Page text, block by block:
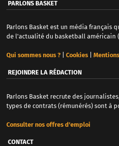
PARLONS BASKET
Parlons Basket est un média français
de l'actualité du basketball américain
Qui sommes nous ?| Cookies|
REJOINDRE LA RÉDACTION
Parlons Basket recrute des
types de contrats (rémunérés) sont à
Consulter nos offres d'emploi
CONTACT